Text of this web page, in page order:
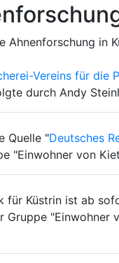
Ahnenforschung
Vereins für die
durch Andy
Quelle "Deutsches
"Einwohner von
für Küstrin ist ab
"Einwohner